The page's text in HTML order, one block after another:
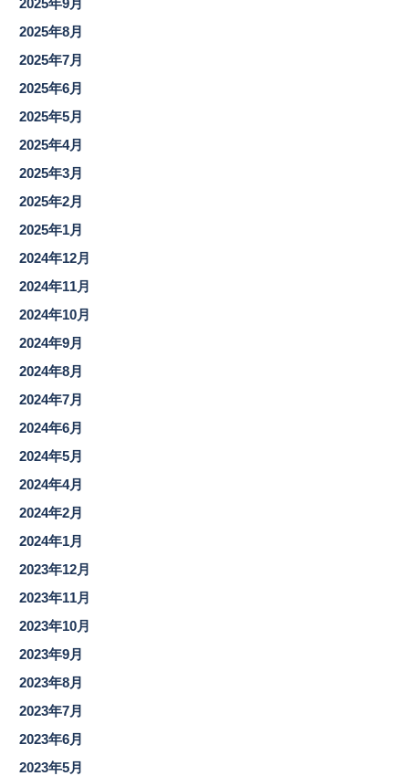
2025年8月
2025年7月
2025年6月
2025年5月
2025年4月
2025年3月
2025年2月
2025年1月
2024年12月
2024年11月
2024年10月
2024年9月
2024年8月
2024年7月
2024年6月
2024年5月
2024年4月
2024年2月
2024年1月
2023年12月
2023年11月
2023年10月
2023年9月
2023年8月
2023年7月
2023年6月
2023年5月